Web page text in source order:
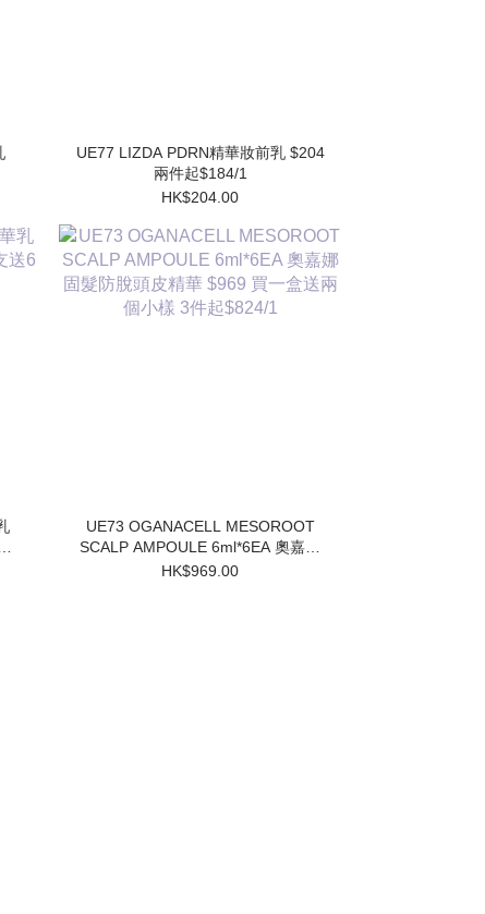
UE77 LIZDA PDRN精華妝前乳 $204
兩件起$184/1
HK$204.00
UE73 OGANACELL MESOROOT
SCALP AMPOULE 6ml*6EA 奧嘉娜
固髮防脫頭皮精華 $969 買一盒送兩
HK$969.00